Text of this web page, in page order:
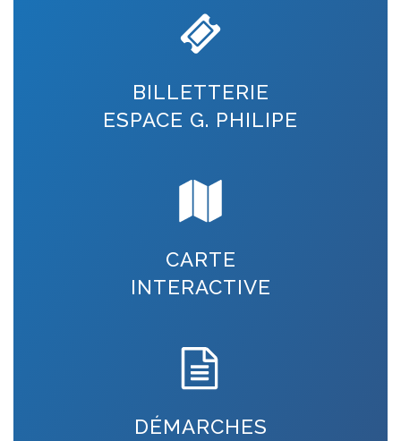
BILLETTERIE
ESPACE G. PHILIPE
CARTE
INTERACTIVE
DÉMARCHES